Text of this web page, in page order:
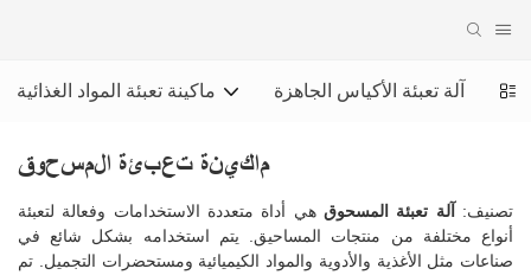
ماكينة تعبئة المواد الغذائية آلة تعبئة الأكياس الجاهزة
ماكينة تعبئة المسحوق
تصنيف: آلة تعبئة المسحوقهي أداة متعددة الاستخدامات وفعالة لتعبئة
أنواع مختلفة من منتجات المساحيق. يتم استخدامه بشكل شائع في
صناعات مثل الأغذية والأدوية والمواد الكيميائية ومستحضرات التجميل. تم